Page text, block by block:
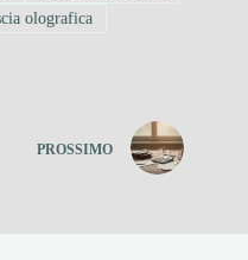
olografica
PROSSIMO